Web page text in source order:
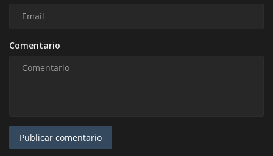
Comentario
Publicar comentario